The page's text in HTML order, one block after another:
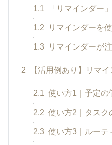
1.1 「リマインダー
1.2 リマインダーを
1.3 リマインダーが
2 【活用例あり】リマ
2.1 使い方1｜予定の
2.2 使い方2｜タスク
2.3 使い方3｜ルーテ